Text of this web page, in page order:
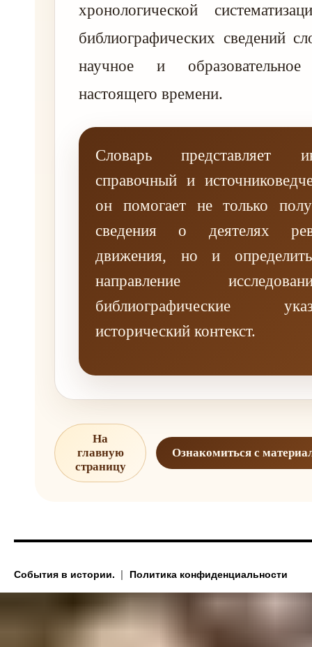
хронологической
библиографических сведений
научное и
настоящего времени.
Словарь представляет
справочный и
он помогает не только
сведения о деятелях
движения, но и
направление
библиографические
исторический контекст.
На
главную
страницу
Ознакомиться с
События в истории. Политика конфиденциальности